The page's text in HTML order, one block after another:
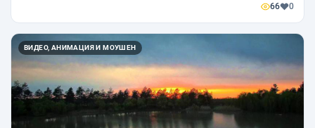
66 0
ВИДЕО, АНИМАЦИЯ И МОУШЕН